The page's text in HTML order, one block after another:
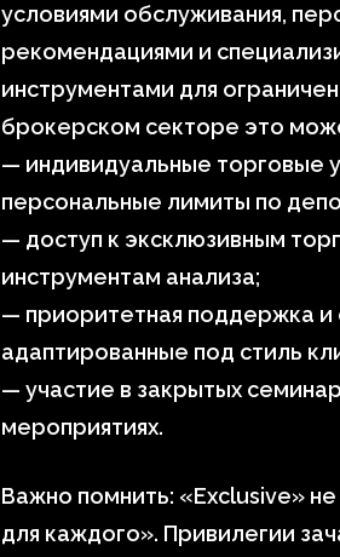
условиями обслуживания,
рекомендациями и
инструментами для
брокерском секторе это
— индивидуальные торговые
персональные лимиты по
— доступ к эксклюзивным
инструментам анализа;
— приоритетная поддержка
адаптированные под стиль
— участие в закрытых
мероприятиях.
Важно помнить: «Exclusive»
для каждого». Привилегии